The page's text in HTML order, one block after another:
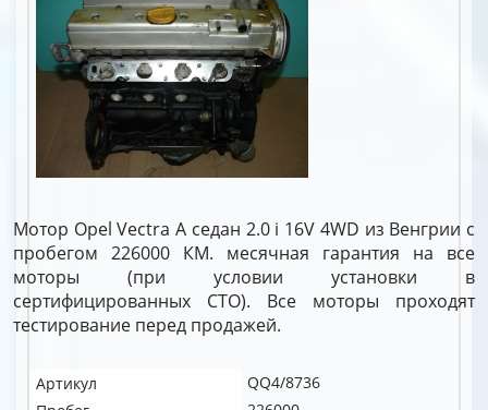
Мотор Opel Vectra A седан 2.0 i 16V 4WD из Венгрии с
пробегом 226000 КМ. месячная гарантия на все
моторы (при условии установки в
сертифицированных СТО). Все моторы проходят
тестирование перед продажей.
Артикул
QQ4/8736